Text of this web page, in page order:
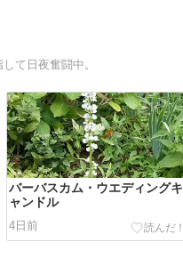
て日夜奮闘中。
バーバスカム・ウエディングキ
ャンドル
4日前